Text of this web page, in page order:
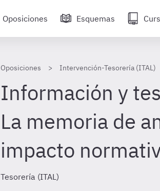
Oposiciones Esquemas
Oposiciones Intervención-Tesorería (ITAL)
Información y
La memoria de
impacto
Tesorería (ITAL)